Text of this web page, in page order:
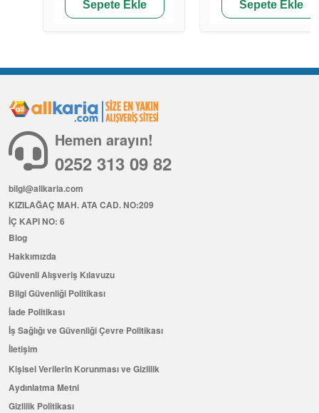
Sepete Ekle Sepete Ekle
Hemen arayın!
0252 313 09 82
bilgi@allkaria.com
KIZILAĞAÇ MAH. ATA CAD. NO:209
İÇ KAPI NO: 6
Blog
Hakkımızda
Güvenli Alışveriş Kılavuzu
Bilgi Güvenliği Politikası
İade Politikası
İş Sağlığı ve Güvenliği Çevre Politikası
İletişim
Kişisel Verilerin Korunması ve Gizlilik
Aydınlatma Metni
Gizlilik Politikası